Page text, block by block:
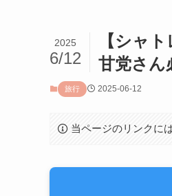
【シャ
甘党さん
2025
6/12
旅行 2025-06-12
当ページのリンクに